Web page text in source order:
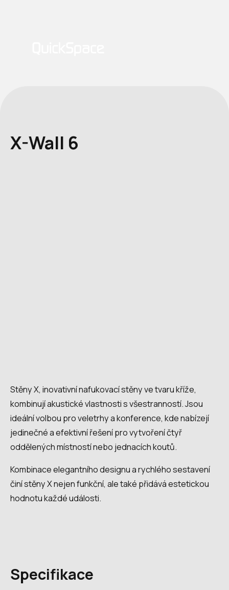
X-Wall 6
Specifikace
Stěny X, inovativní nafukovací stěny ve tvaru kříže,
kombinují akustické vlastnosti s všestranností. Jsou
ideální volbou pro veletrhy a konference, kde nabízejí
jedinečné a efektivní řešení pro vytvoření čtyř
oddělených místností nebo jednacích koutů.
Kombinace elegantního designu a rychlého sestavení
činí stěny X nejen funkční, ale také přidává estetickou
hodnotu každé události.